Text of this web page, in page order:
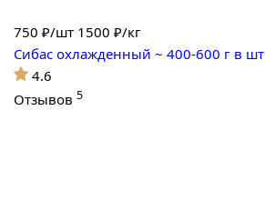
750 ₽/шт 1500 ₽/кг
Сибас охлажденный ~ 400-600 г в шт
4.6
Отзывов 5